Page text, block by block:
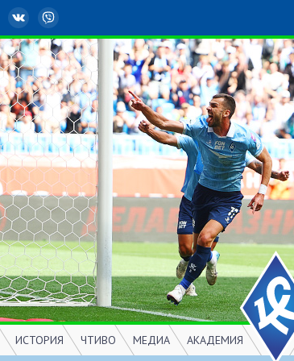
YouTubeВКонтакте
ИСТОРИЯ
ЧТИВО
МЕДИА
АКАДЕМИЯ